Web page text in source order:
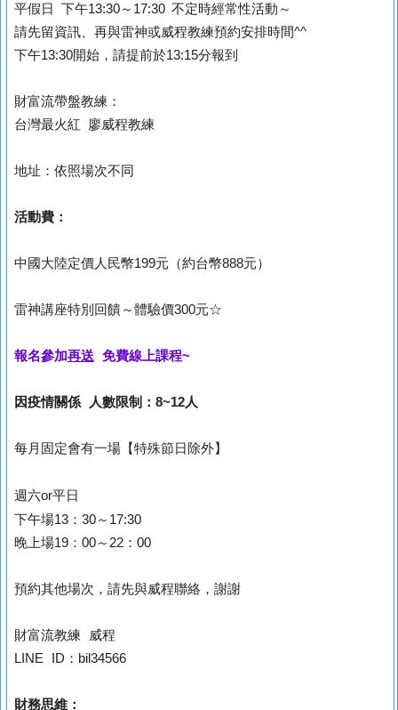
平假日 下午13:30～17:30 不定時經常性活動～
請先留資訊、再與雷神或威程教練預約安排時間^^
下午13:30開始，請提前於13:15分報到
財富流帶盤教練：
台灣最火紅 廖威程教練
地址：依照場次不同
活動費：
中國大陸定價人民幣199元（約台幣888元）
雷神講座特別回饋～體驗價300元☆
報名參加再送 免費線上課程~
因疫情關係 人數限制：8~12人
每月固定會有一場【特殊節日除外】
週六or平日
下午場13：30～17:30
晚上場19：00～22：00
預約其他場次，請先與威程聯絡，謝謝
財富流教練 威程
LINE ID：bil34566
財務思維：